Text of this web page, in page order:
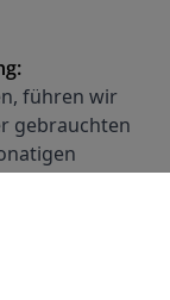
führen wir
gebrauchten
Ihren Kauf